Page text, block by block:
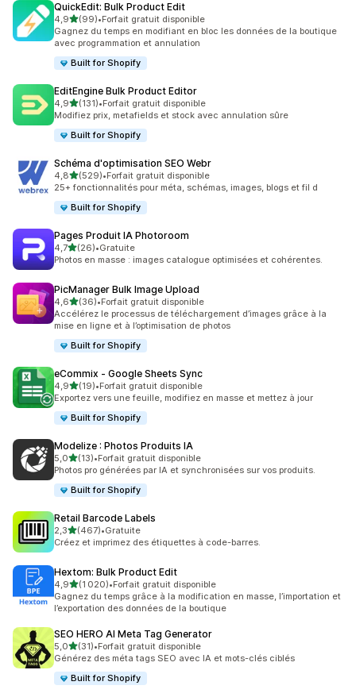
QuickEdit: Bulk Product Edit
4,9étoile(s) sur 5
(99)
99 avis au total
•Forfait gratuit disponible
Gagnez du temps en modifiant en bloc les données de la boutique
avec programmation et annulation
Built for Shopify
EditEngine Bulk Product Editor
4,9étoile(s) sur 5
(131)
131 avis au total
•Forfait gratuit disponible
Modifiez prix, metafields et stock avec annulation sûre
Built for Shopify
Schéma d'optimisation SEO Webr
4,8étoile(s) sur 5
(529)
529 avis au total
•Forfait gratuit disponible
25+ fonctionnalités pour méta, schémas, images, blogs et fil d
Built for Shopify
Pages Produit IA Photoroom
4,7étoile(s) sur 5
(26)
26 avis au total
•Gratuite
Photos en masse : images catalogue optimisées et cohérentes.
PicManager Bulk Image Upload
4,6étoile(s) sur 5
(36)
36 avis au total
•Forfait gratuit disponible
Accélérez le processus de téléchargement d’images grâce à la
mise en ligne et à l’optimisation de photos
Built for Shopify
eCommix ‑ Google Sheets Sync
4,9étoile(s) sur 5
(19)
19 avis au total
•Forfait gratuit disponible
Exportez vers une feuille, modifiez en masse et mettez à jour
Built for Shopify
Modelize : Photos Produits IA
5,0étoile(s) sur 5
(13)
13 avis au total
•Forfait gratuit disponible
Photos pro générées par IA et synchronisées sur vos produits.
Built for Shopify
Retail Barcode Labels
2,3étoile(s) sur 5
(467)
467 avis au total
•Gratuite
Créez et imprimez des étiquettes à code-barres.
Hextom: Bulk Product Edit
4,9étoile(s) sur 5
(1 020)
1020 avis au total
•Forfait gratuit disponible
Gagnez du temps grâce à la modification en masse, l’importation et
l’exportation des données de la boutique
SEO HERO AI Meta Tag Generator
5,0étoile(s) sur 5
(31)
31 avis au total
•Forfait gratuit disponible
Générez des méta tags SEO avec IA et mots-clés ciblés
Built for Shopify